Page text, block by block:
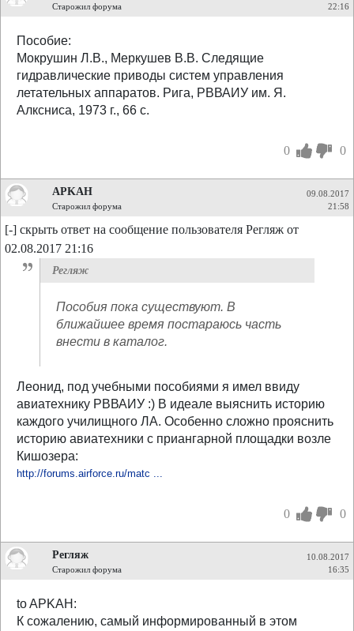
Старожил форума 22:16
Пособие:
Мокрушин Л.В., Меркушев В.В. Следящие
гидравлические приводы систем управления
летательных аппаратов. Рига, РВВАИУ им. Я.
Алксниса, 1973 г., 66 с.
0 0
APKAH
Старожил форума
09.08.2017
21:58
[-] скрыть ответ на сообщение пользователя Регляж от
02.08.2017 21:16
Регляж
Пособия пока существуют. В
ближайшее время постараюсь часть
внести в каталог.
Леонид, под учебными пособиями я имел ввиду
авиатехнику РВВАИУ :) В идеале выяснить историю
каждого училищного ЛА. Особенно сложно прояснить
историю авиатехники с приангарной площадки возле
Кишозера:
http://forums.airforce.ru/matc ...
0 0
Регляж
Старожил форума
10.08.2017
16:35
to APKAH:
К сожалению, самый информированный в этом